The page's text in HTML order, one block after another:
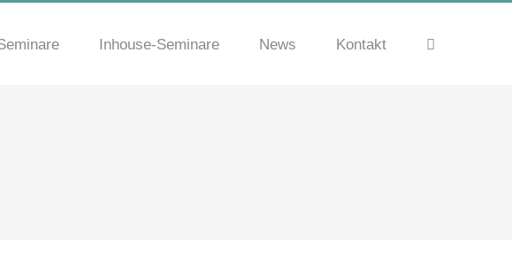
Inhouse-Seminare News Kontakt